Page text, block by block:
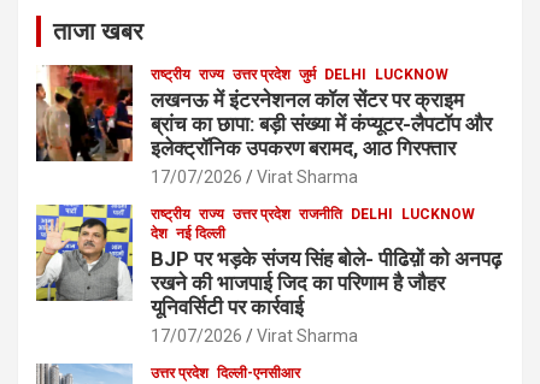
ताजा खबर
राष्ट्रीय राज्य उत्तर प्रदेश जुर्म DELHI LUCKNOW
लखनऊ में इंटरनेशनल कॉल सेंटर पर क्राइम
ब्रांच का छापा: बड़ी संख्या में कंप्यूटर-लैपटॉप और
इलेक्ट्रॉनिक उपकरण बरामद, आठ गिरफ्तार
17/07/2026 Virat Sharma
राष्ट्रीय राज्य उत्तर प्रदेश राजनीति DELHI
LUCKNOW
देश नई दिल्ली
BJP पर भड़के संजय सिंह बोले- पीढिय़ों को अनपढ़
रखने की भाजपाई जिद का परिणाम है जौहर
यूनिवर्सिटी पर कार्रवाई
17/07/2026 Virat Sharma
उत्तर प्रदेश दिल्ली-एनसीआर